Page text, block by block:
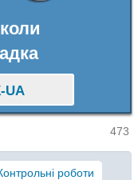
473
роботи